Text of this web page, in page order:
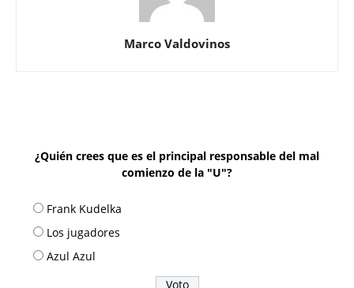
Marco Valdovinos
¿Quién crees que es el principal responsable del mal
comienzo de la "U"?
Frank Kudelka
Los jugadores
Azul Azul